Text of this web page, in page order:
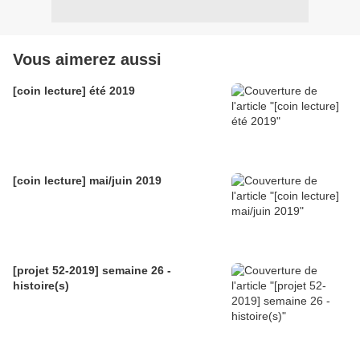
Vous aimerez aussi
[coin lecture] été 2019
[coin lecture] mai/juin 2019
[projet 52-2019] semaine 26 -
histoire(s)